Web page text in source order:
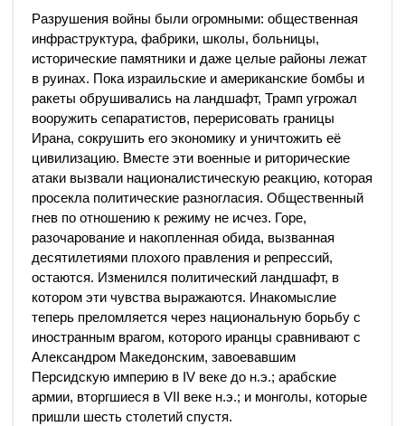
Разрушения войны были огромными: общественная
инфраструктура, фабрики, школы, больницы,
исторические памятники и даже целые районы лежат
в руинах. Пока израильские и американские бомбы и
ракеты обрушивались на ландшафт, Трамп угрожал
вооружить сепаратистов, перерисовать границы
Ирана, сокрушить его экономику и уничтожить её
цивилизацию. Вместе эти военные и риторические
атаки вызвали националистическую реакцию, которая
просекла политические разногласия. Общественный
гнев по отношению к режиму не исчез. Горе,
разочарование и накопленная обида, вызванная
десятилетиями плохого правления и репрессий,
остаются. Изменился политический ландшафт, в
котором эти чувства выражаются. Инакомыслие
теперь преломляется через национальную борьбу с
иностранным врагом, которого иранцы сравнивают с
Александром Македонским, завоевавшим
Персидскую империю в IV веке до н.э.; арабские
армии, вторгшиеся в VII веке н.э.; и монголы, которые
пришли шесть столетий спустя.